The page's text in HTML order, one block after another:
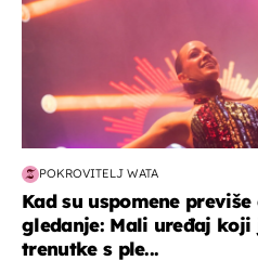
POKROVITELJ WATA
Kad su uspomene
gledanje: Mali uređaj
trenutke s ple...